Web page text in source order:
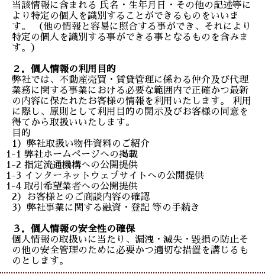
当該情報に含まれる 氏名・生年月日・その他の記述等に
より特定の個人を識別することができるものをいいま
す。 （他の情報と容易に照合する事ができ、それにより
特定の個人を識別する事ができる事となるものを含みま
す。）
２．個人情報の利用目的
弊社では、不動産売買・賃貸管理に係わる仲介及び代理
業務に関する事業における必要な範囲内で正確かつ最新
の内容に保たれたお客様の情報を利用いたします。 利用
に際し、原則として利用目的の開示及びお客様の同意を
得てから取扱いいたします。
目的
1）弊社取扱い物件資料のご紹介
1-1 弊社ホームページへの掲載
1-2 指定流通機構への公開提供
1-3 インターネットウェブサイトへの公開提供
1-4 取引希望業者への公開提供
2）お客様とのご商談内容の確認
3）弊社事業に関する融資・登記 等の手続き
３．個人情報の安全性の確保
個人情報の取扱いに当たり、漏洩・滅失・毀損の防止そ
の他の安全管理のために必要かつ適切な措置を講じるも
のとします。